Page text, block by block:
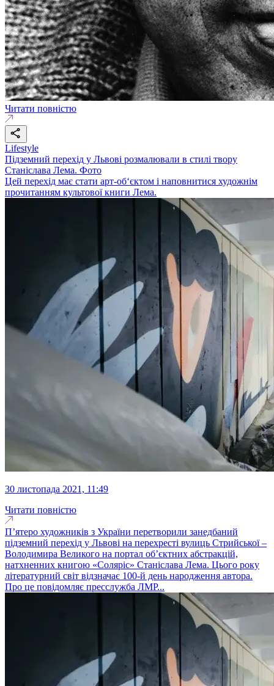
Читати повністю
Lifestyle
Підземний перехід у Львові розмалювали в стилі твору
Станіслава Лема. Фото
Цей перехід має стати арт-об‘єктом і наповнитися художнім
прочитанням культової книги Лема.
30 листопада 2021, 11:49
Читати повністю
П’ятеро художників з України перетворили занедбаний
підземний перехід у Львові на перехресті вулиць Стрийської –
Володимира Великого на портал об’єктних абстракцій,
натхненних книгою «Соляріс» Станіслава Лема. Цього року
літературний світ відзначає 100-й день народження автора.
Про це повідомляє пресслужба ЛМР...